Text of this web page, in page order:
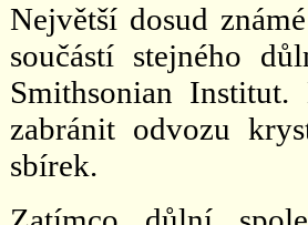
Největší dosud
součástí stejného
Smithsonian
zabránit odvozu
sbírek.